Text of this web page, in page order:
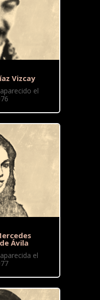
Vizcay
el
Ávila
el